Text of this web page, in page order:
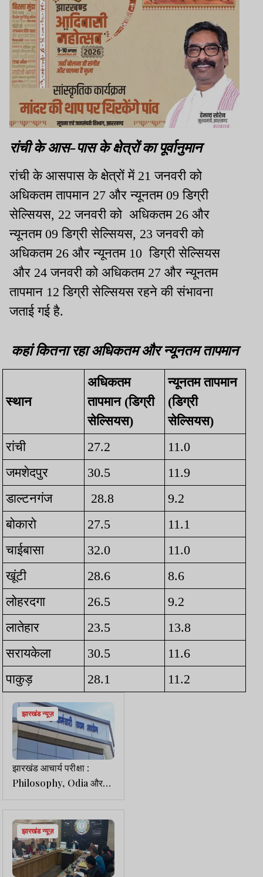
रांची के आस-पास के क्षेत्रों का पूर्वानुमान
रांची के आसपास के क्षेत्रों में 21 जनवरी को
अधिकतम तापमान 27 और न्यूनतम 09 डिग्री
सेल्सियस, 22 जनवरी को अधिकतम 26 और
न्यूनतम 09 डिग्री सेल्सियस, 23 जनवरी को
अधिकतम 26 और न्यूनतम 10 डिग्री सेल्सियस
और 24 जनवरी को अधिकतम 27 और न्यूनतम
तापमान 12 डिग्री सेल्सियस रहने की संभावना
जताई गई है.
कहां कितना रहा अधिकतम और न्यूनतम तापमान
स्थान
अधिकतम
तापमान (डिग्री
सेल्सियस)
न्यूनतम तापमान
(डिग्री
सेल्सियस)
रांची
27.2
11.0
जमशेदपुर
30.5
11.9
डाल्टनगंज
28.8
9.2
बोकारो
27.5
11.1
चाईबासा
32.0
11.0
खूंटी
28.6
8.6
लोहरदगा
26.5
9.2
लातेहार
23.5
13.8
सरायकेला
30.5
11.6
पाकुड़
28.1 11.2
झारखंड न्यूज़
झारखंड आचार्य परीक्षा :
Philosophy, Odia और
Special Education का
दूसरा पेपर 22 को
झारखंड न्यूज़